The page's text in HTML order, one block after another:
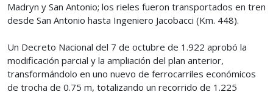
Madryn y San Antonio; los rieles fueron transportados en tren
desde San Antonio hasta Ingeniero Jacobacci (Km. 448).
Un Decreto Nacional del 7 de octubre de 1.922 aprobó la
modificación parcial y la ampliación del plan anterior,
transformándolo en uno nuevo de ferrocarriles económicos
de trocha de 0.75 m, totalizando un recorrido de 1.225